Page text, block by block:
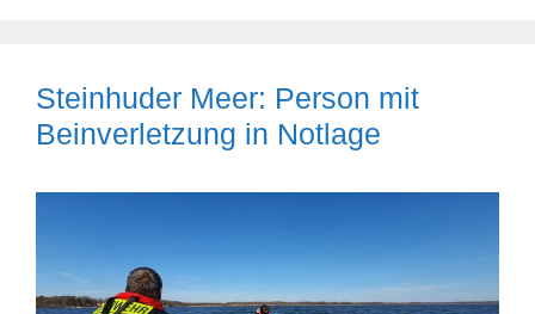
Steinhuder Meer: Person mit
Beinverletzung in Notlage